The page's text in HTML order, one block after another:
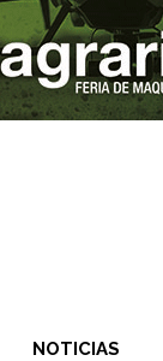
NOTICIAS